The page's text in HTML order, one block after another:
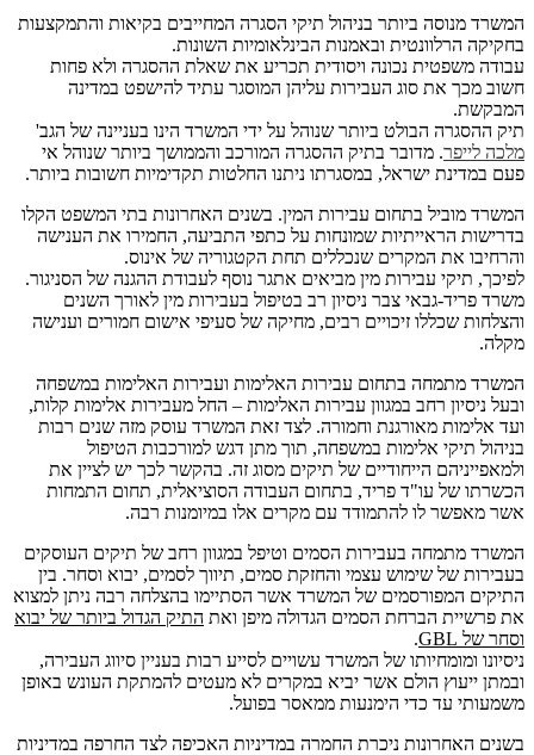
המשרד מנוסה ביותר בניהול תיקי הסגרה המחייבים בקיאות והתמקצעות
בחקיקה הרלוונטית ובאמנות הבינלאומיות השונות.
עבודה משפטית נכונה ויסודית תכריע את שאלת ההסגרה ולא פחות
חשוב מכך את סוג העבירות עליהן המוסגר עתיד להישפט במדינה
המבקשת.
תיק ההסגרה הבולט ביותר שנוהל על ידי המשרד הינו בעניינה של הגב'
מלכה לייפר. מדובר בתיק ההסגרה המורכב והממושך ביותר שנוהל אי
פעם במדינת ישראל, במסגרתו ניתנו החלטות תקדימיות חשובות ביותר.
המשרד מוביל בתחום עבירות המין. בשנים האחרונות בתי המשפט הקלו
בדרישות הראייתיות שמונחות על כתפי התביעה, החמירו את הענישה
והרחיבו את המקרים שנכללים תחת הקטגוריה של אינוס.
לפיכך, תיקי עבירות מין מביאים אתגר נוסף לעבודת ההגנה של הסניגור.
משרד פריד-גבאי צבר ניסיון רב בטיפול בעבירות מין לאורך השנים
והצלחות שכללו זיכויים רבים, מחיקה של סעיפי אישום חמורים וענישה
מקלה.
המשרד מתמחה בתחום עבירות האלימות ועבירות האלימות במשפחה
ובעל ניסיון רחב במגוון עבירות האלימות – החל מעבירות אלימות קלות,
ועד אלימות מאורגנת וחמורה. לצד זאת המשרד עוסק מזה שנים רבות
בניהול תיקי אלימות במשפחה, תוך מתן דגש למורכבות הטיפול
ולמאפייניהם הייחודיים של תיקים מסוג זה. בהקשר לכך יש לציין את
הכשרתו של עו"ד פריד, בתחום העבודה הסוציאלית, תחום התמחות
אשר מאפשר לו להתמודד עם מקרים אלו במיומנות רבה.
המשרד מתמחה בעבירות הסמים וטיפל במגוון רחב של תיקים העוסקים
בעבירות של שימוש עצמי והחזקת סמים, תיווך לסמים, יבוא וסחר. בין
התיקים המפורסמים של המשרד אשר הסתיימו בהצלחה רבה ניתן למצוא
את פרשיית הברחת הסמים הגדולה מיפן ואת התיק הגדול ביותר של יבוא
וסחר של GBL
.
ניסיונו ומומחיותו של המשרד עשויים לסייע רבות בעניין סיווג העבירה,
ובמתן ייעוץ הולם אשר יביא במקרים לא מעטים להמתקת העונש באופן
משמעותי עד כדי הימנעות ממאסר בפועל.
בשנים האחרונות ניכרת החמרה במדיניות האכיפה לצד החרפה במדיניות